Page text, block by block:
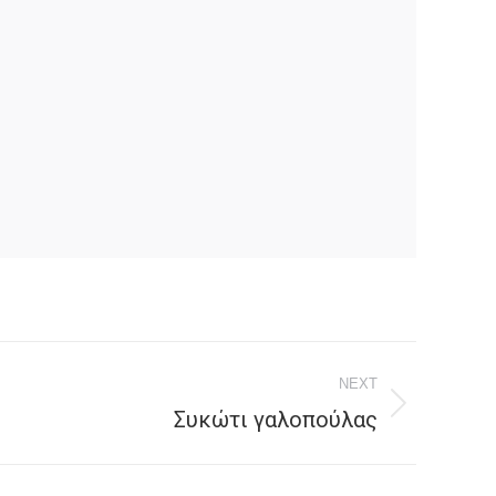
NEXT
Συκώτι γαλοπούλας